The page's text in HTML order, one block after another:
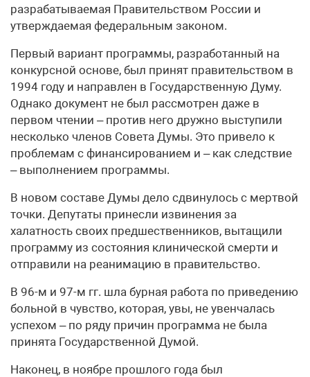
разрабатываемая Правительством России и
утверждаемая федеральным законом.
Первый вариант программы, разработанный на
конкурсной основе, был принят правительством в
1994 году и направлен в Государственную Думу.
Однако документ не был рассмотрен даже в
первом чтении – против него дружно выступили
несколько членов Совета Думы. Это привело к
проблемам с финансированием и – как следствие
– выполнением программы.
В новом составе Думы дело сдвинулось с мертвой
точки. Депутаты принесли извинения за
халатность своих предшественников, вытащили
программу из состояния клинической смерти и
отправили на реанимацию в правительство.
В 96-м и 97-м гг. шла бурная работа по приведению
больной в чувство, которая, увы, не увенчалась
успехом – по ряду причин программа не была
принята Государственной Думой.
Наконец, в ноябре прошлого года был